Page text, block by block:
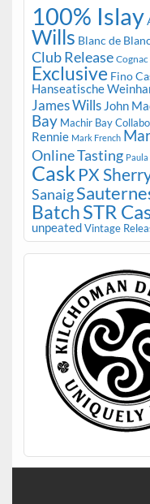
100% Islay
Wills Blanc de
Club Release Cognac
Exclusive Fino
Hanseatische
James Wills John
Bay Machir Bay
Rennie Mark French
Online Tasting
Cask PX
Sanaig
BatchSTR
unpeatedVintage